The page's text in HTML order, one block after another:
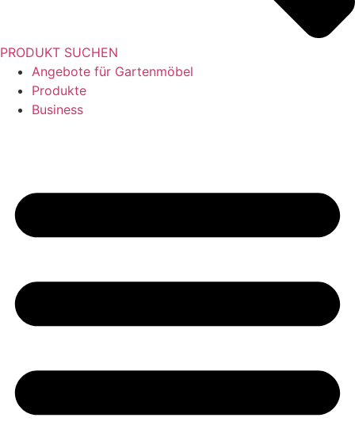
PRODUKT SUCHEN
Angebote für Gartenmöbel
Produkte
Business